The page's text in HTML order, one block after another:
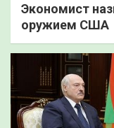
Экономист
оружием США